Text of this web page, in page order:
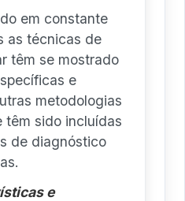
em constante
as técnicas de
têm se mostrado
e
metodologias
têm sido incluídas
de diagnóstico
e